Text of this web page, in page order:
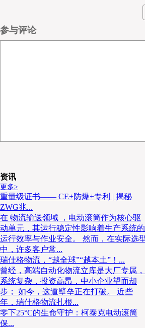
马来西亚引领全球清真食品产业
Islamic Economy Index，简称
品类榜首。2024年，马来西亚在
新加坡和第三位84.1分的阿联酋，
2023年，马来西亚也跻身伊斯兰
品进口国，其清真食品进口额达
阿拉伯（274亿美元）、印度尼西
然而，由于马来西亚的穆斯林人
场规模在2024年估计为510亿美
小。相比之下，根据《2024/25年
参与评论
资讯
更多>
重量级证书—— CE+防爆+专利 | 揭秘
ZWG兆...
在 物流输送领域 ，电动滚筒作为核心驱
动单元，其运行稳定性影响着生产系统的
运行效率与作业安全。 然而，在实际选
中，许多客户常...
瑞仕格物流，“越全球”“越本土”！...
曾经，高端自动化物流立库是大厂专属，
系统复杂，投资高昂，中小企业望而却
步； 如今，这道壁垒正在打破。 近些
年，瑞仕格物流扎根...
零下25°C的生命守护：柯泰克电动滚筒
保...